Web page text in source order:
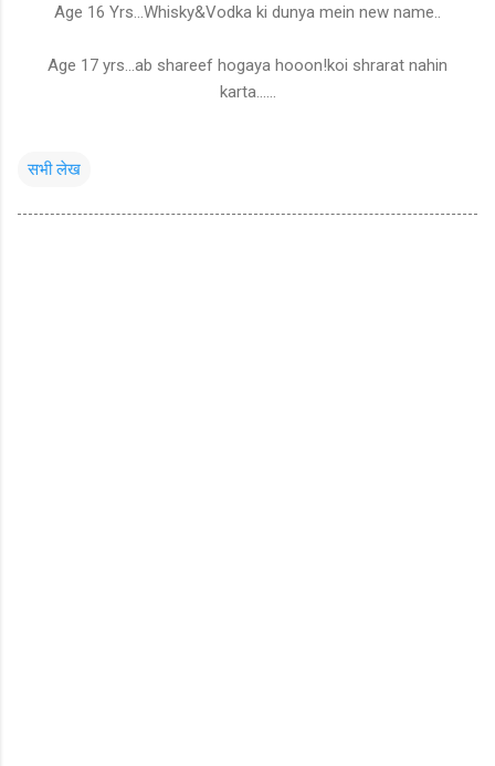
Age 16 Yrs...Whisky&Vodka ki dunya mein new name..
Age 17 yrs...ab shareef hogaya hooon!koi shrarat nahin
karta......
सभी लेख